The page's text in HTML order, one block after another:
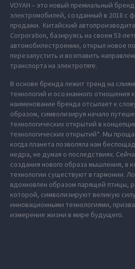
VOYAH – это новый премиальный
электромобилей, созданный в 2018 с
продажи. Китайский
Corporation, базируясь на своем 53-
автомобилестроении, открыл новое
перезапустить и возглавить
транспорта на электротяге.
В основе бренда лежит тренд на
технологий и осознанного отношения
наименование бренда отсылает к
образом, символизируя начало
технологических открытий в
технологических открытий*. Мы
когда планета позволяла нам
недра, не думая о последствиях.
создания нового образа мышления, в
технологии существуют в гармонии.
вдохновлен образом парящей птицы,
которой, символизируют великую
инновационными технологиями,
измерение жизни в мире будущего.